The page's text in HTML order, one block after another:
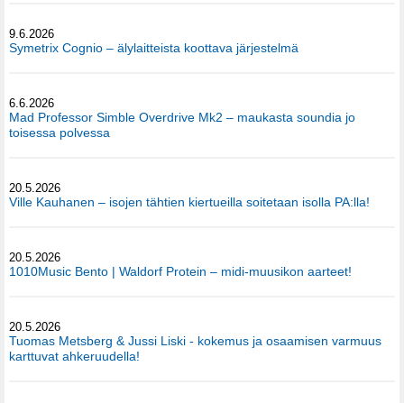
9.6.2026
Symetrix Cognio – älylaitteista koottava järjestelmä
6.6.2026
Mad Professor Simble Overdrive Mk2 – maukasta soundia jo
toisessa polvessa
20.5.2026
Ville Kauhanen – isojen tähtien kiertueilla soitetaan isolla PA:lla!
20.5.2026
1010Music Bento | Waldorf Protein – midi-muusikon aarteet!
20.5.2026
Tuomas Metsberg & Jussi Liski - kokemus ja osaamisen varmuus
karttuvat ahkeruudella!